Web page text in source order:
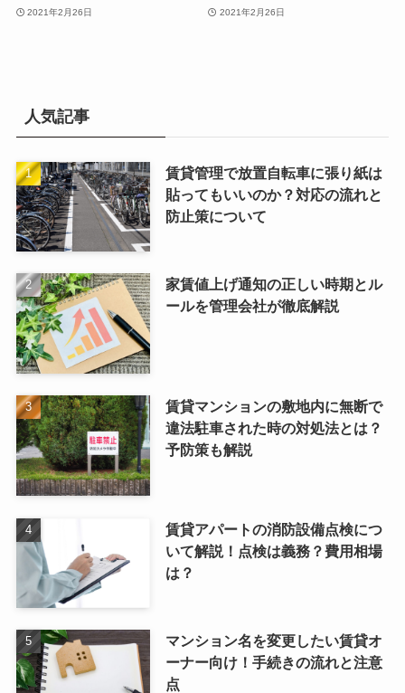
2021年2月26日 2021年2月26日
人気記事
賃貸管理で放置自転車に張り紙は
貼ってもいいのか？対応の流れと
防止策について
家賃値上げ通知の正しい時期とル
ールを管理会社が徹底解説
賃貸マンションの敷地内に無断で
違法駐車された時の対処法とは？
予防策も解説
賃貸アパートの消防設備点検につ
いて解説！点検は義務？費用相場
は？
マンション名を変更したい賃貸オ
ーナー向け！手続きの流れと注意
点